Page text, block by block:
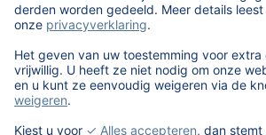
Meer informatie